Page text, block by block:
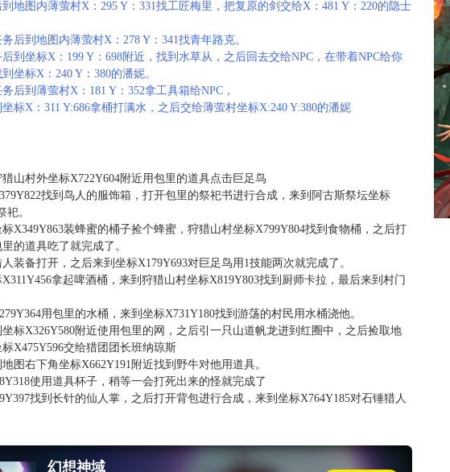
到地图内薄萤村X：295 Y：331找工匠梅里，把复原的剑交给X：481 Y：220的隐士
后到地图内薄萤村X：278 Y：341找青年路克。
后到坐标X：199 Y：698附近，找到水草从，之后回去交给NPC，在带着NPC给你
坐标X：240 Y：380的潘妮。
后到薄萤村X：181 Y：352拿工具箱给NPC，
坐标X：311 Y:686拿桶打满水，之后交给薄萤村坐标X:240 Y:380的潘妮
猎山村外坐标X722Y604附近用包里的道具点击巨足鸟
找到鸟人的服饰箱，打开包里的祭祀书进行合成，来到阿古斯祭坛坐标
祀。
X349Y863装蜂蜜的桶子捡个蜂蜜，狩猎山村坐标X799Y804找到食物桶，之后打
的道具吃了就完成了。
装备打开，之后来到坐标X179Y693对巨足鸟用1技能两次就完成了。
拿起啤酒桶，来到狩猎山村坐标X819Y803找到厨师卡拉，最后来到村门
用包里的水桶，来到坐标X731Y180找到游荡的村民用水桶浇他。
坐标X326Y580附近使用包里的网，之后引一只山道帆龙进到红圈中，之后捡取地
X475Y596交给猎团团长班纳琼斯
图右下角坐标X662Y191附近找到野牛对他用道具。
使用道具杯子，稍等一会打死出来的怪就完成了
找到长针的仙人掌，之后打开背包进行合成，来到坐标X764Y185对石锤猎人
幻想神域